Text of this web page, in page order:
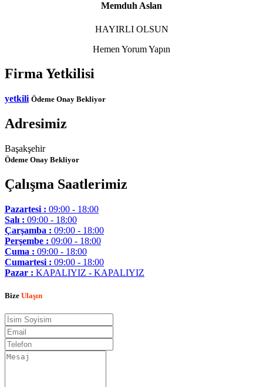
Memduh Aslan
HAYIRLI OLSUN
Hemen Yorum Yapın
Firma Yetkilisi
yetkili Ödeme Onay Bekliyor
Adresimiz
Başakşehir
Ödeme Onay Bekliyor
Çalışma Saatlerimiz
Pazartesi : 09:00 - 18:00
Salı : 09:00 - 18:00
Çarşamba : 09:00 - 18:00
Perşembe : 09:00 - 18:00
Cuma : 09:00 - 18:00
Cumartesi : 09:00 - 18:00
Pazar : KAPALIYIZ - KAPALIYIZ
Bize Ulaşın